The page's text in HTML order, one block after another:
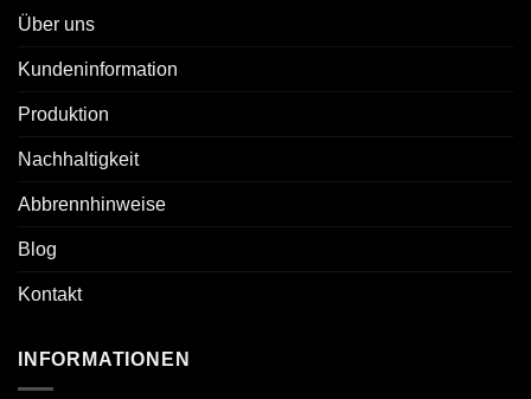
Über uns
Kundeninformation
Produktion
Nachhaltigkeit
Abbrennhinweise
Blog
Kontakt
INFORMATIONEN